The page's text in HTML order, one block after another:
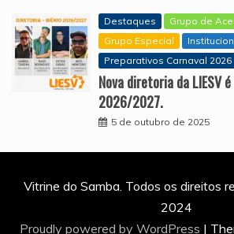
Destaques
Grupo de
Grupo Especial
Preparativos Carnaval 2026
Nova diretoria da LIESV
2026/2027.
5 de outubro de 2025
Vitrine do Samba. Todos os direitos
2024
Proudly powered by WordPress |